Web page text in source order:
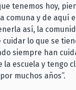
tenemos hoy,
comuna y de aquí
así, la
lo que se
siempre han
escuela y tengo
muchos años”.